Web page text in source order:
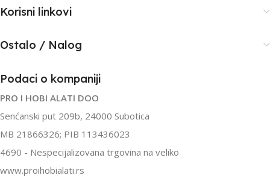
Korisni linkovi
Ostalo / Nalog
Podaci o kompaniji
PRO I HOBI ALATI DOO
Senćanski put 209b, 24000 Subotica
MB 21866326; PIB 113436023
4690 - Nespecijalizovana trgovina na veliko
www.proihobialati.rs